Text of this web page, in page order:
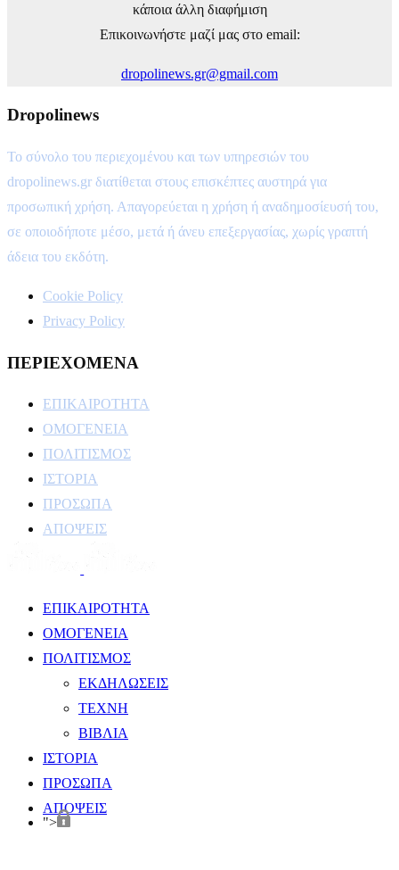
κάποια άλλη διαφήμιση
Επικοινωνήστε μαζί μας στο email:
dropolinews.gr@gmail.com
Dropolinews
Το σύνολο του περιεχομένου και των υπηρεσιών του
dropolinews.gr διατίθεται στους επισκέπτες αυστηρά για
προσωπική χρήση. Απαγορεύεται η χρήση ή αναδημοσίευσή του,
σε οποιοδήποτε μέσο, μετά ή άνευ επεξεργασίας, χωρίς γραπτή
άδεια του εκδότη.
Cookie Policy
Privacy Policy
ΠΕΡΙΕΧΟΜΕΝΑ
ΕΠΙΚΑΙΡΟΤΗΤΑ
ΟΜΟΓΕΝΕΙΑ
ΠΟΛΙΤΙΣΜΟΣ
ΙΣΤΟΡΙΑ
ΠΡΟΣΩΠΑ
ΑΠΟΨΕΙΣ
ΕΠΙΚΑΙΡΟΤΗΤΑ
ΟΜΟΓΕΝΕΙΑ
ΠΟΛΙΤΙΣΜΟΣ
ΕΚΔΗΛΩΣΕΙΣ
ΤΕΧΝΗ
ΒΙΒΛΙΑ
ΙΣΤΟΡΙΑ
ΠΡΟΣΩΠΑ
ΑΠΟΨΕΙΣ
">